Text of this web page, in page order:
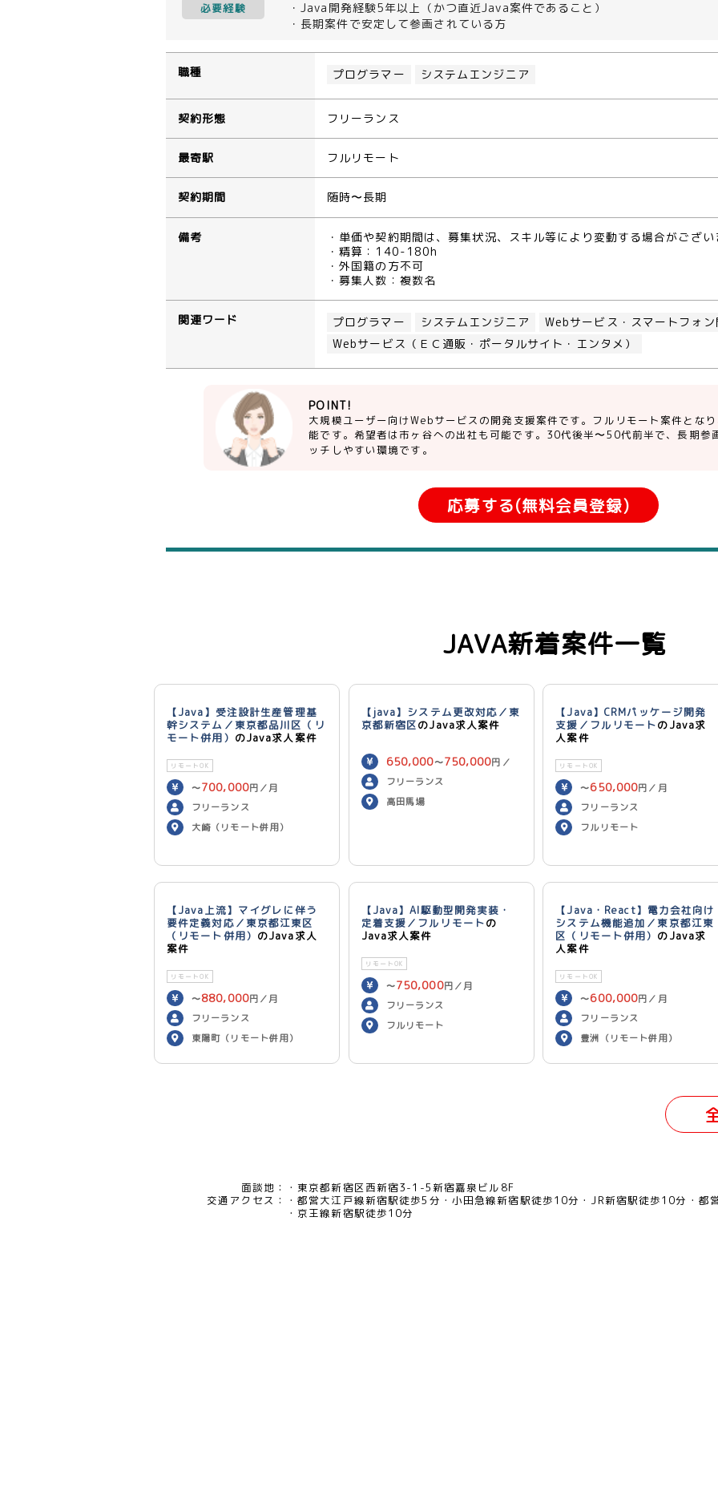
必要経験
・Java開発経験5年以上（かつ直近Java案件であること）
・長期案件で安定して参画されている方
職種 プログラマー システムエンジニア
契約形態 フリーランス
最寄駅 フルリモート
契約期間 随時〜長期
備考
・単価や契約期間は、募集状況、スキル等により変動する場合がござい
・精算：140-180h
・外国籍の方不可
・募集人数：複数名
関連ワード プログラマー システムエンジニア
Webサービス・スマートフォン
Webサービス（ＥＣ通販・ポータルサイト・エンタメ）
POINT!
大規模ユーザー向けWebサービスの開発支援案件です。フルリモート案件とな
能です。希望者は市ヶ谷への出社も可能です。30代後半〜50代前半で、長期参
ッチしやすい環境です。
応募する(無料会員登録)
JAVA新着案件一覧
【Java】受注設計生産管理基
幹システム／東京都品川区（リ
モート併用） のJava求人案件
リモートOK
〜700,000円／月
フリーランス
大崎（リモート併用）
【java】システム更改対応／東
京都新宿区のJava求人案件
650,000〜750,000円／
月
フリーランス
高田馬場
【Java】CRMパッケージ開発
支援／フルリモートのJava求
人案件
リモートOK
〜650,000円／月
フリーランス
フルリモート
【Java上流】マイグレに伴う
要件定義対応／東京都江東区
（リモート併用） のJava求人
案件
リモートOK
〜880,000円／月
フリーランス
東陽町（リモート併用）
【Java】AI駆動型開発実装・
定着支援／フルリモートの
Java求人案件
リモートOK
〜750,000円／月
フリーランス
フルリモート
【Java・React】電力会社向け
システム機能追加／東京都江東
区（リモート併用） のJava求
人案件
リモートOK
〜600,000円／月
フリーランス
豊洲（リモート併用）
面談地：
東京都新宿区西新宿3-1-5新宿嘉泉ビル8F
交通アクセス：
都営大江戸線新宿駅徒歩5分 小田急線新宿駅徒歩10分 JR新宿駅徒歩10分
都
京王線新宿駅徒歩10分